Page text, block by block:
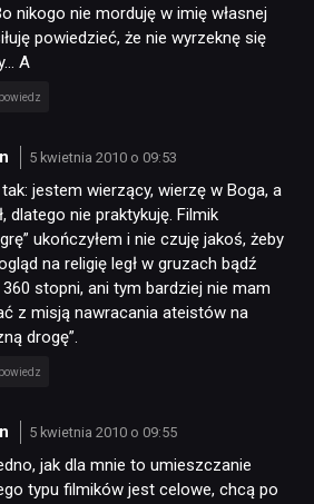
nikogo nie morduję w imię własnej
powiedzieć, że nie wyrzeknę się
A
5 kwietnia 2010 o 09:53
jestem wierzący, wierzę w Boga, a
dlatego nie praktykuję. Filmik
ukończyłem i nie czuję jakoś, żeby
na religię legł w gruzach bądź
stopni, ani tym bardziej nie mam
z misją nawracania ateistów na
drogę”.
5 kwietnia 2010 o 09:55
jak dla mnie to umieszczanie
typu filmików jest celowe, chcą po